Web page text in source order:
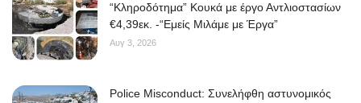
“Κληροδότημα” Κουκά με έργο Αντλιοστασίων
€4,39εκ. -“Εμείς Μιλάμε με Έργα”
Αυγ 3, 2026
Police Misconduct: Συνελήφθη αστυνομικός